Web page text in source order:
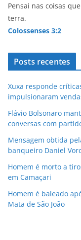
Pensai nas coisas
terra.
Colossenses 3:2
Posts recentes
Xuxa responde
impulsionaram
Flávio Bolsonaro
conversas com
Mensagem obtida
banqueiro Daniel
Homem é morto a
em Camaçari
Homem é baleado
Mata de São João